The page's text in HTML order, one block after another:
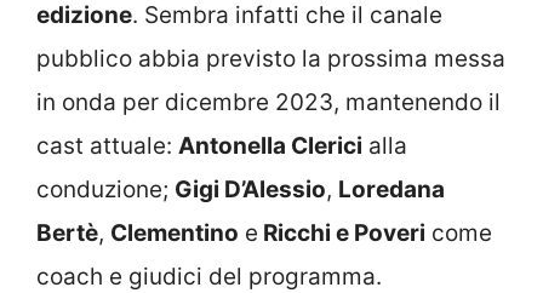
edizione. Sembra infatti che il canale
pubblico abbia previsto la prossima messa
in onda per dicembre 2023, mantenendo il
cast attuale: Antonella Clerici alla
conduzione; Gigi D’Alessio, Loredana
Bertè, Clementino e Ricchi e Poveri come
coach e giudici del programma.